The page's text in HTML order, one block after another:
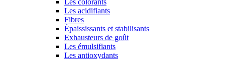
Les colorants
Les acidifiants
Fibres
Épaississants et stabilisants
Exhausteurs de goût
Les émulsifiants
Les antioxydants